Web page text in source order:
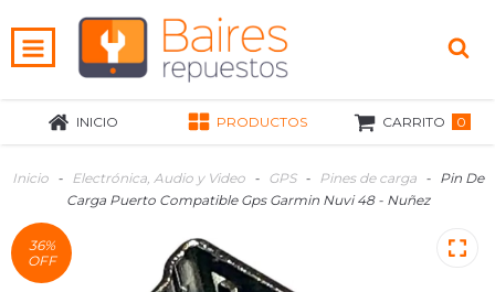
INICIO PRODUCTOS CARRITO 0
Inicio - Electrónica, Audio y Video - GPS - Pines de carga -
Pin De
Carga Puerto Compatible Gps Garmin Nuvi 48 - Nuñez
36%
OFF